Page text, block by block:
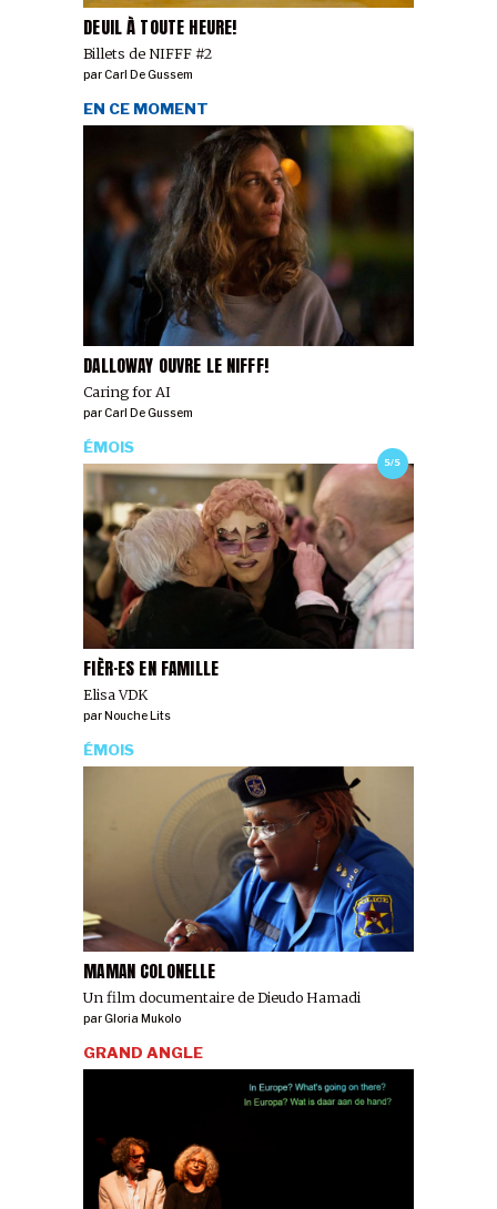
DEUIL À TOUTE HEURE!
Billets de NIFFF #2
parCarl De Gussem
DALLOWAY OUVRE LE NIFFF!
Caring for AI
EN CE MOMENT
parCarl De Gussem
5/5
FIÈR·ES EN FAMILLE
Elisa VDK
ÉMOIS
parNouche Lits
MAMAN COLONELLE
Un film documentaire de Dieudo Hamadi
ÉMOIS
parGloria Mukolo
GRAND ANGLE